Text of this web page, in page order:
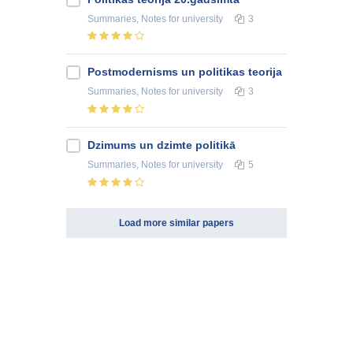
Summaries, Notes for university 3
Postmodernisms un politikas teorija
Summaries, Notes for university 3
Dzimums un dzimte politikā
Summaries, Notes for university 5
Load more similar papers